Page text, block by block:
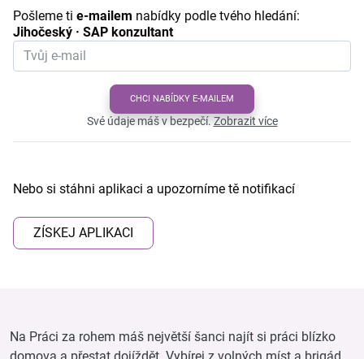
Pošleme ti e-mailem nabídky podle tvého hledání:
Jihočeský · SAP konzultant
CHCI NABÍDKY E-MAILEM
Své údaje máš v bezpečí.Zobrazit více
Nebo si stáhni aplikaci a upozorníme tě notifikací
ZÍSKEJ APLIKACI
Na Práci za rohem máš největší šanci najít si práci blízko
domova a přestat dojíždět. Vybírej z volných míst a brigád